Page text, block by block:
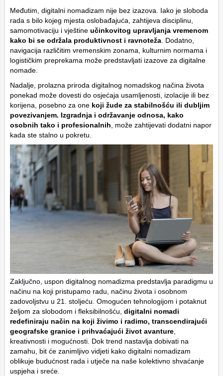
Međutim, digitalni nomadizam nije bez izazova. Iako je sloboda
rada s bilo kojeg mjesta oslobađajuća, zahtijeva disciplinu,
samomotivaciju i vještine učinkovitog upravljanja vremenom
kako bi se održala produktivnost i ravnoteža . Dodatno,
navigacija različitim vremenskim zonama, kulturnim normama i
logističkim preprekama može predstavljati izazove za digitalne
nomade.
Nadalje, prolazna priroda digitalnog nomadskog načina života
ponekad može dovesti do osjećaja usamljenosti, izolacije ili bez
korijena, posebno za one koji žude za stabilnošću ili dubljim
povezivanjem. Izgradnja i održavanje odnosa, kako
osobnih tako i profesionalnih , može zahtijevati dodatni napor
kada ste stalno u pokretu.
Zaključno, uspon digitalnog nomadizma predstavlja paradigmu u
načinu na koji pristupamo radu, načinu života i osobnom
zadovoljstvu u 21. stoljeću. Omogućen tehnologijom i potaknut
željom za slobodom i fleksibilnošću, digitalni nomadi
redefiniraju način na koji živimo i radimo, transcendirajući
geografske granice i prihvaćajući život avanture,
kreativnosti i mogućnosti. Dok trend nastavlja dobivati na
zamahu, bit će zanimljivo vidjeti kako digitalni nomadizam
oblikuje budućnost rada i utječe na naše kolektivno shvaćanje
uspjeha i sreće.